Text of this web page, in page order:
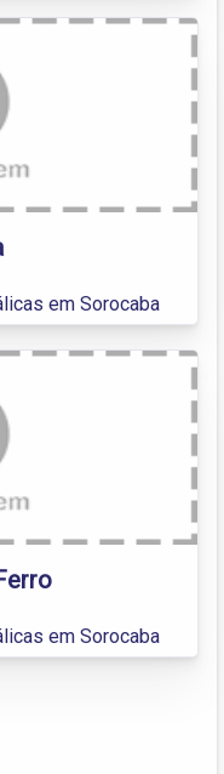
em Sorocaba
em Sorocaba